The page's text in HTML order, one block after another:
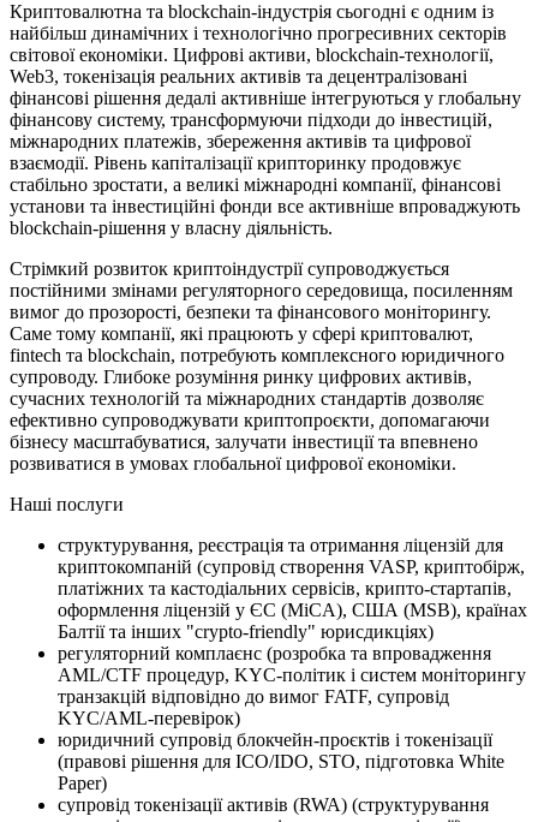
Криптовалютна та blockchain-індустрія сьогодні є одним із
найбільш динамічних і технологічно прогресивних секторів
світової економіки. Цифрові активи, blockchain-технології,
Web3, токенізація реальних активів та децентралізовані
фінансові рішення дедалі активніше інтегруються у глобальну
фінансову систему, трансформуючи підходи до інвестицій,
міжнародних платежів, збереження активів та цифрової
взаємодії. Рівень капіталізації крипторинку продовжує
стабільно зростати, а великі міжнародні компанії, фінансові
установи та інвестиційні фонди все активніше впроваджують
blockchain-рішення у власну діяльність.
Стрімкий розвиток криптоіндустрії супроводжується
постійними змінами регуляторного середовища, посиленням
вимог до прозорості, безпеки та фінансового моніторингу.
Саме тому компанії, які працюють у сфері криптовалют,
fintech та blockchain, потребують комплексного юридичного
супроводу. Глибоке розуміння ринку цифрових активів,
сучасних технологій та міжнародних стандартів дозволяє
ефективно супроводжувати криптопроєкти, допомагаючи
бізнесу масштабуватися, залучати інвестиції та впевнено
розвиватися в умовах глобальної цифрової економіки.
Наші послуги
структурування, реєстрація та отримання ліцензій для
криптокомпаній (супровід створення VASP, криптобірж,
платіжних та кастодіальних сервісів, крипто-стартапів,
оформлення ліцензій у ЄС (MiCA), США (MSB), країнах
Балтії та інших "crypto-friendly" юрисдикціях)
регуляторний комплаєнс (розробка та впровадження
AML/CTF процедур, KYC-політик і систем моніторингу
транзакцій відповідно до вимог FATF, супровід
KYC/AML-перевірок)
юридичний супровід блокчейн-проєктів і токенізації
(правові рішення для ICO/IDO, STO, підготовка White
Paper)
супровід токенізації активів (RWA) (структурування